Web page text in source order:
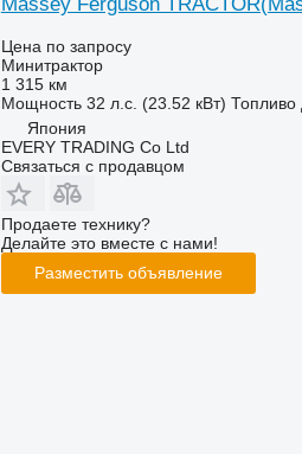
Цена по запросу
Минитрактор
1 315 км
Мощность 32 л.с. (23.52 кВт) Топливо
Япония
EVERY TRADING Co Ltd
Связаться с продавцом
Продаете технику?
Делайте это вместе с нами!
Разместить объявление